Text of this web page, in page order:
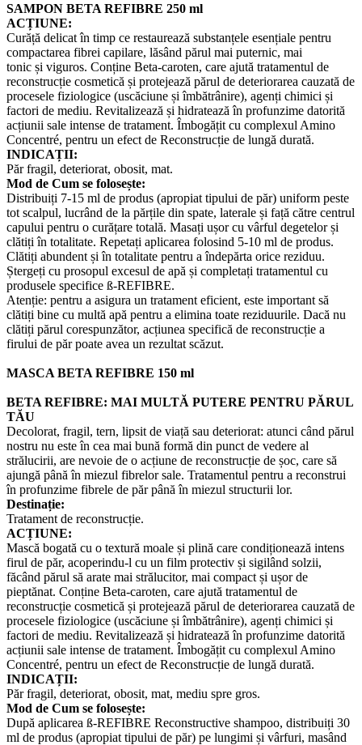
SAMPON BETA REFIBRE 250 ml
ACȚIUNE:
Curăță delicat în timp ce restaurează substanțele esențiale pentru
compactarea fibrei capilare, lăsând părul mai puternic, mai
tonic și viguros. Conține Beta-caroten, care ajută tratamentul de
reconstrucție cosmetică și protejează părul de deteriorarea cauzată de
procesele fiziologice (uscăciune și îmbătrânire), agenți chimici și
factori de mediu. Revitalizează și hidratează în profunzime datorită
acțiunii sale intense de tratament. Îmbogățit cu complexul Amino
Concentré, pentru un efect de Reconstrucție de lungă durată.
INDICAȚII:
Păr fragil, deteriorat, obosit, mat.
Mod de Cum se folosește:
Distribuiți 7-15 ml de produs (apropiat tipului de păr) uniform peste
tot scalpul, lucrând de la părțile din spate, laterale și față către centrul
capului pentru o curățare totală. Masați ușor cu vârful degetelor și
clătiți în totalitate. Repetați aplicarea folosind 5-10 ml de produs.
Clătiți abundent și în totalitate pentru a îndepărta orice reziduu.
Ștergeți cu prosopul excesul de apă și completați tratamentul cu
produsele specifice ß-REFIBRE.
Atenție: pentru a asigura un tratament eficient, este important să
clătiți bine cu multă apă pentru a elimina toate reziduurile. Dacă nu
clătiți părul corespunzător, acțiunea specifică de reconstrucție a
firului de păr poate avea un rezultat scăzut.
MASCA BETA REFIBRE 150 ml
BETA REFIBRE: MAI MULTĂ PUTERE PENTRU PĂRUL
TĂU
Decolorat, fragil, tern, lipsit de viață sau deteriorat: atunci când părul
nostru nu este în cea mai bună formă din punct de vedere al
strălucirii, are nevoie de o acțiune de reconstrucție de șoc, care să
ajungă până în miezul fibrelor sale. Tratamentul pentru a reconstrui
în profunzime fibrele de păr până în miezul structurii lor.
Destinație:
Tratament de reconstrucție.
ACȚIUNE:
Mască bogată cu o textură moale și plină care condiționează intens
firul de păr, acoperindu-l cu un film protectiv și sigilând solzii,
făcând părul să arate mai strălucitor, mai compact și ușor de
pieptănat. Conține Beta-caroten, care ajută tratamentul de
reconstrucție cosmetică și protejează părul de deteriorarea cauzată de
procesele fiziologice (uscăciune și îmbătrânire), agenți chimici și
factori de mediu. Revitalizează și hidratează în profunzime datorită
acțiunii sale intense de tratament. Îmbogățit cu complexul Amino
Concentré, pentru un efect de Reconstrucție de lungă durată.
INDICAȚII:
Păr fragil, deteriorat, obosit, mat, mediu spre gros.
Mod de Cum se folosește:
După aplicarea ß-REFIBRE Reconstructive shampoo, distribuiți 30
ml de produs (apropiat tipului de păr) pe lungimi și vârfuri, masând